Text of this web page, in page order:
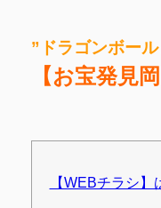
”ドラゴンボー
【お宝発見岡
【WEBチラシ】